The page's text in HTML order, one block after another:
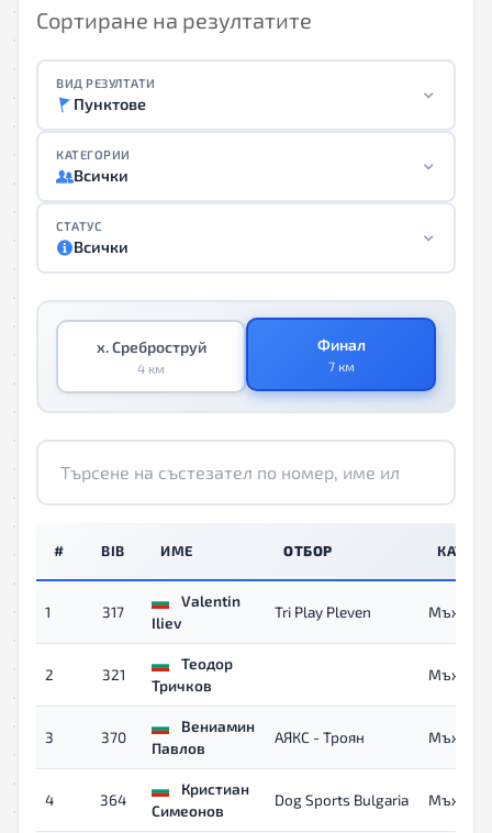
Сортиране на резултатите
ВИД РЕЗУЛТАТИ
Пунктове
КАТЕГОРИИ
Всички
СТАТУС
Всички
х. Среброструй
4 км
Финал
7 км
# BIB ИМЕ ОТБОР
1 317
Valentin
Iliev
Tri Play Pleven Мъже
2 321
Теодор
Тричков
Мъже
3 370
Вениамин
Павлов
АЯКС - Троян Мъже
4 364
Кристиан
Симеонов
Dog Sports Bulgaria Мъже